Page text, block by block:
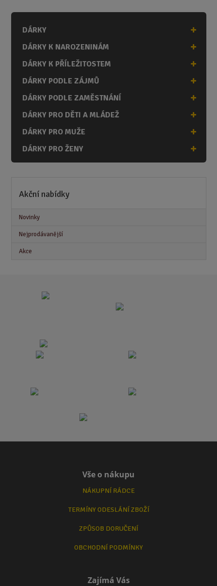
DÁRKY
DÁRKY K NAROZENINÁM
DÁRKY K PŘÍLEŽITOSTEM
DÁRKY PODLE ZÁJMŮ
DÁRKY PODLE ZAMĚSTNÁNÍ
DÁRKY PRO DĚTI A MLÁDEŽ
DÁRKY PRO MUŽE
DÁRKY PRO ŽENY
Akční nabídky
Novinky
Nejprodávanější
Akce
Vše o nákupu
NÁKUPNÍ RÁDCE
TERMÍNY ODESLÁNÍ ZBOŽÍ
ZPŮSOB DORUČENÍ
OBCHODNÍ PODMÍNKY
Zajímá Vás